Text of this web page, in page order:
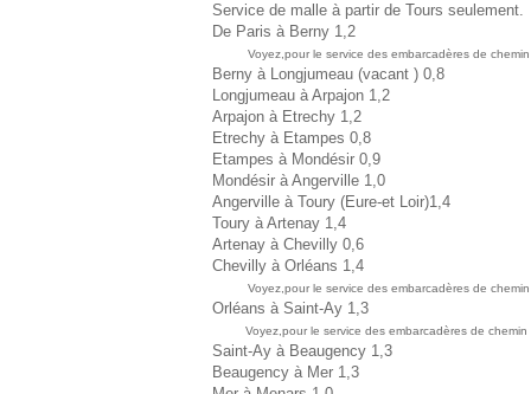
Service de malle à partir de Tours seulement.
De Paris à Berny 1,2
Voyez,pour le service des embarcadères de chemin
Berny à Longjumeau (vacant ) 0,8
Longjumeau à Arpajon 1,2
Arpajon à Etrechy 1,2
Etrechy à Etampes 0,8
Etampes à Mondésir 0,9
Mondésir à Angerville 1,0
Angerville à Toury (Eure-et Loir)1,4
Toury à Artenay 1,4
Artenay à Chevilly 0,6
Chevilly à Orléans 1,4
Voyez,pour le service des embarcadères de chemin
Orléans à Saint-Ay 1,3
Voyez,pour le service des embarcadères de chemin
Saint-Ay à Beaugency 1,3
Beaugency à Mer 1,3